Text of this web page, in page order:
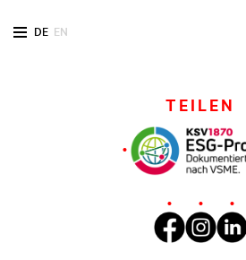
DE EN
TEILEN